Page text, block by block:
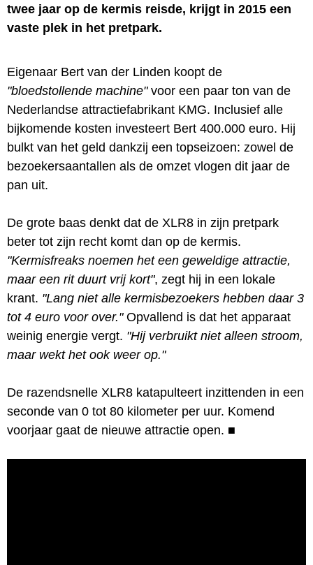
twee jaar op de kermis reisde, krijgt in 2015 een
vaste plek in het pretpark.
Eigenaar Bert van der Linden koopt de
"bloedstollende machine"voor een paar ton van de
Nederlandse attractiefabrikant KMG. Inclusief alle
bijkomende kosten investeert Bert 400.000 euro. Hij
bulkt van het geld dankzij een topseizoen: zowel de
bezoekersaantallen als de omzet vlogen dit jaar de
pan uit.
De grote baas denkt dat de XLR8 in zijn pretpark
beter tot zijn recht komt dan op de kermis.
"Kermisfreaks noemen het een geweldige attractie,
maar een rit duurt vrij kort", zegt hij in een lokale
krant. "Lang niet alle kermisbezoekers hebben daar 3
tot 4 euro voor over."Opvallend is dat het apparaat
weinig energie vergt. "Hij verbruikt niet alleen stroom,
maar wekt het ook weer op."
De razendsnelle XLR8 katapulteert inzittenden in een
seconde van 0 tot 80 kilometer per uur. Komend
voorjaar gaat de nieuwe attractie open. ■